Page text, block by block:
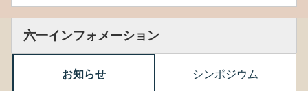
六一インフォメーション
お知らせ シンポジウム